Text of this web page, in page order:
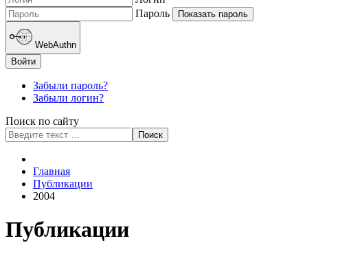
Пароль
Показать пароль
WebAuthn
Войти
Забыли пароль?
Забыли логин?
Поиск по сайту
for results.
Поиск
Главная
Публикации
2004
Публикации